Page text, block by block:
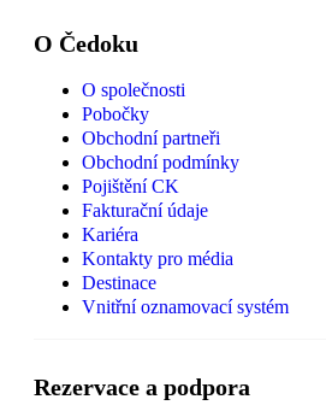
O Čedoku
O společnosti
Pobočky
Obchodní partneři
Obchodní podmínky
Pojištění CK
Fakturační údaje
Kariéra
Kontakty pro média
Destinace
Vnitřní oznamovací systém
Rezervace a podpora